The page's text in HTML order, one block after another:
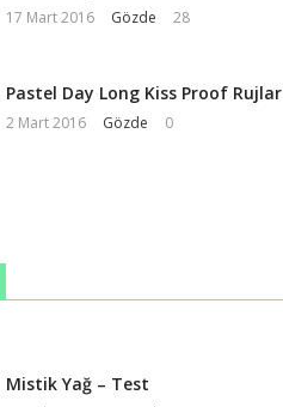
17 Mart 2016 Gözde 28
Pastel Day Long Kiss Proof Rujlar
2 Mart 2016 Gözde 0
Mistik Yağ – Test